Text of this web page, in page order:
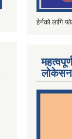
हेर्नको लागि